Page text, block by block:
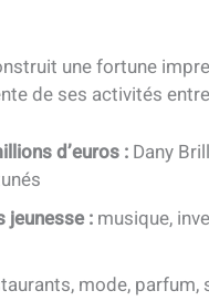
une fortune
de ses activités
d’euros : Dany
jeunesse : musique,
mode,